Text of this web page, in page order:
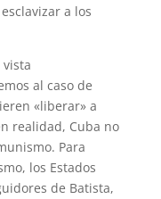
a los
vista
al caso de
«liberar» a
realidad, Cuba no
Para
los Estados
de Batista,